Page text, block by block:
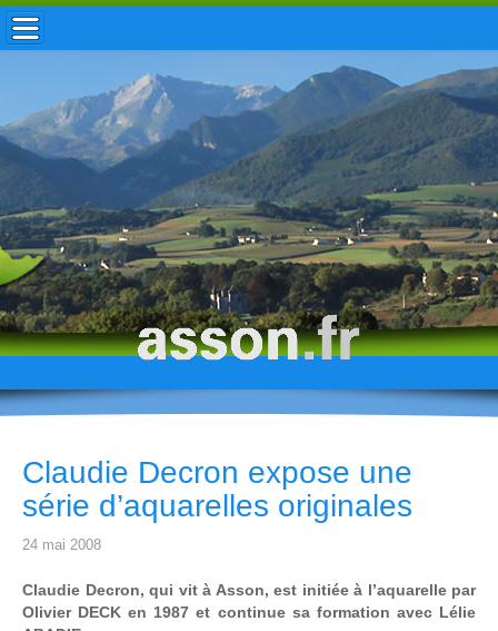
ACCUEIL / INFOS
MUNICIPALITÉ
VIE LOCALE
ENFANCE
TOURISME
HISTOIRE
Claudie Decron expose une
série d’aquarelles originales
24 mai 2008
Claudie Decron, qui vit à Asson, est initiée à l’aquarelle par
Olivier DECK en 1987 et continue sa formation avec Lélie